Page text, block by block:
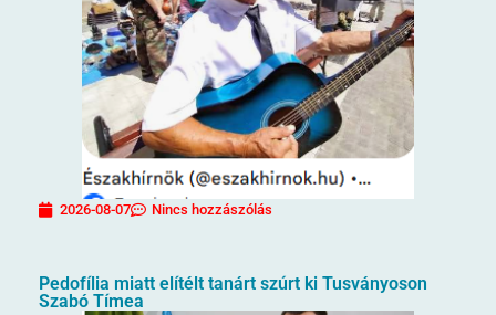
2026-08-07 Nincs hozzászólás
Pedofília miatt elítélt tanárt szúrt ki Tusványoson
Szabó Tímea